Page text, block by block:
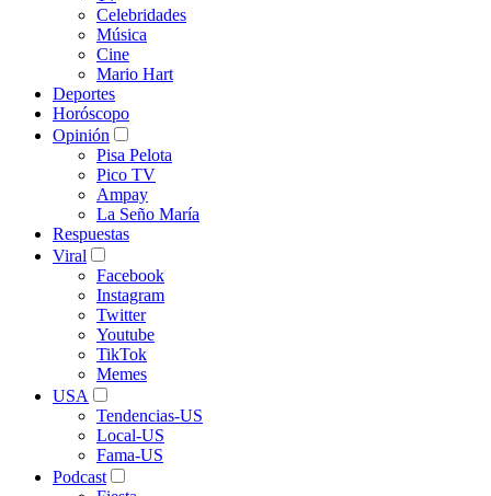
Celebridades
Música
Cine
Mario Hart
Deportes
Horóscopo
Opinión
Pisa Pelota
Pico TV
Ampay
La Seño María
Respuestas
Viral
Facebook
Instagram
Twitter
Youtube
TikTok
Memes
USA
Tendencias-US
Local-US
Fama-US
Podcast